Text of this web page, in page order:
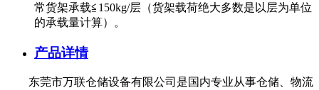
常货架承载≦150kg/层（货架载荷绝大多数是以层为单位
的承载量计算）。
产品详情
东莞市万联仓储设备有限公司是国内专业从事仓储、物流